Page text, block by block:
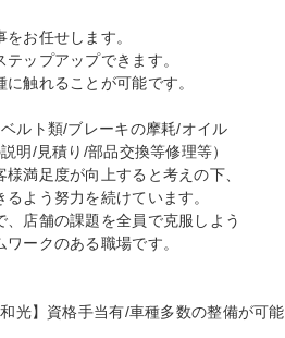
お任せします。
ップアップできます。
触れることが可能です。
ルト類/ブレーキの摩耗/オイル
明/見積り/部品交換等修理等）
満足度が向上すると考えの下、
よう努力を続けています。
、店舗の課題を全員で克服しよう
ークのある職場です。
光】資格手当有/車種多数の整備が可能